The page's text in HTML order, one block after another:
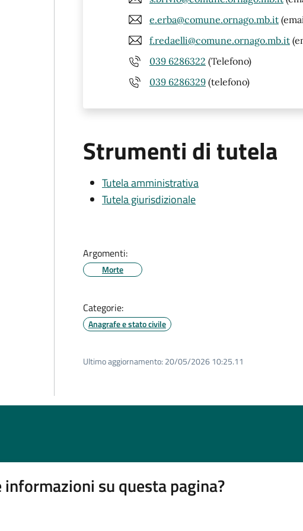
e.erba@comune.ornago.mb.it
f.redaelli@comune.ornago.mb.it
039 6286322 (Telefono)
039 6286329 (telefono)
Strumenti di tutela
Tutela amministrativa
Tutela giurisdizionale
Argomenti:
Morte
Categorie:
Anagrafe e stato civile
Ultimo aggiornamento: 20/05/2026 10:25.11
su questa pagina?